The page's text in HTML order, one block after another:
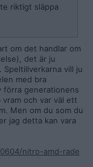
riktigt släppa
om det handlar om
det är ju
vill ju
med bra
förra generationens
och var väl ett
Men om du som du
jag detta kan vara
nitro-amd-rade